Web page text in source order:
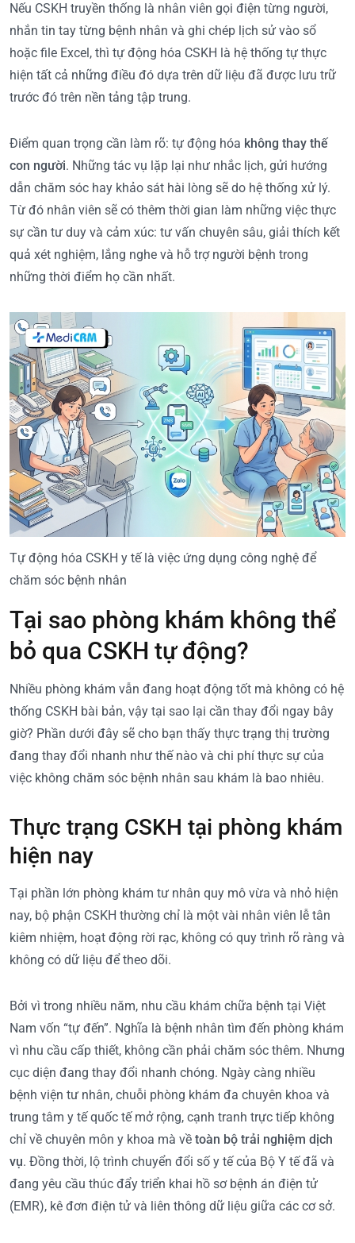
Nếu CSKH truyền thống là nhân viên gọi điện từng người,
nhắn tin tay từng bệnh nhân và ghi chép lịch sử vào sổ
hoặc file Excel, thì tự động hóa CSKH là hệ thống tự thực
hiện tất cả những điều đó dựa trên dữ liệu đã được lưu trữ
trước đó trên nền tảng tập trung.
Điểm quan trọng cần làm rõ: tự động hóa không thay thế
con người. Những tác vụ lặp lại như nhắc lịch, gửi hướng
dẫn chăm sóc hay khảo sát hài lòng sẽ do hệ thống xử lý.
Từ đó nhân viên sẽ có thêm thời gian làm những việc thực
sự cần tư duy và cảm xúc: tư vấn chuyên sâu, giải thích kết
quả xét nghiệm, lắng nghe và hỗ trợ người bệnh trong
những thời điểm họ cần nhất.
Tự động hóa CSKH y tế là việc ứng dụng công nghệ để
chăm sóc bệnh nhân
Tại sao phòng khám không thể
bỏ qua CSKH tự động?
Nhiều phòng khám vẫn đang hoạt động tốt mà không có hệ
thống CSKH bài bản, vậy tại sao lại cần thay đổi ngay bây
giờ? Phần dưới đây sẽ cho bạn thấy thực trạng thị trường
đang thay đổi nhanh như thế nào và chi phí thực sự của
việc không chăm sóc bệnh nhân sau khám là bao nhiêu.
Thực trạng CSKH tại phòng khám
hiện nay
Tại phần lớn phòng khám tư nhân quy mô vừa và nhỏ hiện
nay, bộ phận CSKH thường chỉ là một vài nhân viên lễ tân
kiêm nhiệm, hoạt động rời rạc, không có quy trình rõ ràng và
không có dữ liệu để theo dõi.
Bởi vì trong nhiều năm, nhu cầu khám chữa bệnh tại Việt
Nam vốn “tự đến”. Nghĩa là bệnh nhân tìm đến phòng khám
vì nhu cầu cấp thiết, không cần phải chăm sóc thêm. Nhưng
cục diện đang thay đổi nhanh chóng. Ngày càng nhiều
bệnh viện tư nhân, chuỗi phòng khám đa chuyên khoa và
trung tâm y tế quốc tế mở rộng, cạnh tranh trực tiếp không
chỉ về chuyên môn y khoa mà về toàn bộ trải nghiệm dịch
vụ. Đồng thời, lộ trình chuyển đổi số y tế của Bộ Y tế đã và
đang yêu cầu thúc đẩy triển khai hồ sơ bệnh án điện tử
(EMR), kê đơn điện tử và liên thông dữ liệu giữa các cơ sở.